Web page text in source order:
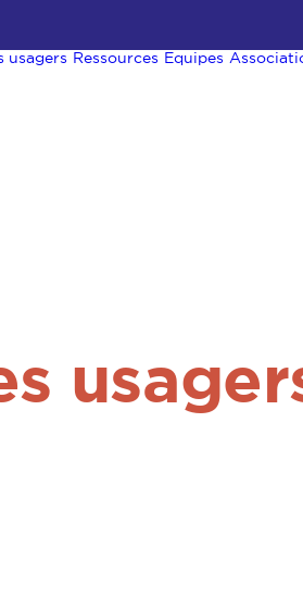
usagers Ressources Equipes